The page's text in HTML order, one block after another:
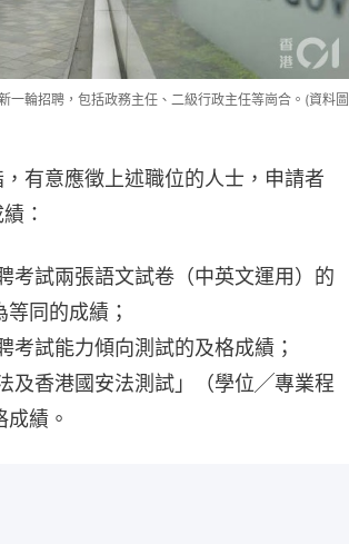
一輪招聘，包括政務主任、二級行政主任等崗合。(資料圖
有意應徵上述職位的人士，申請者
：
考試兩張語文試卷（中英文運用）的
同的成績；
考試能力傾向測試的及格成績；
及香港國安法測試」（學位╱專業程
績。